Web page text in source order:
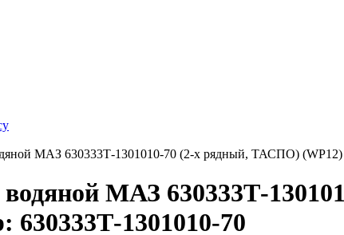
МАЗ 630333Т-1301010-70 (2-х рядный, ТАСПО) (WP12)
водяной МАЗ 630333Т-
1301010-70